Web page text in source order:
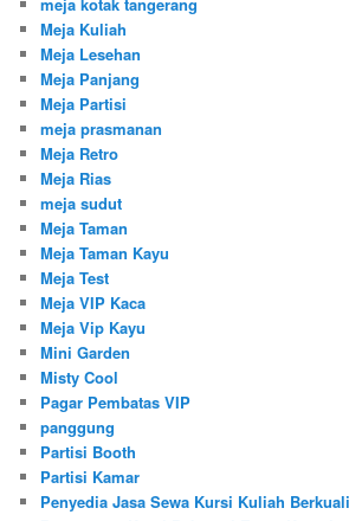
Meja Kuliah
Meja Lesehan
Meja Panjang
Meja Partisi
meja prasmanan
Meja Retro
Meja Rias
meja sudut
Meja Taman
Meja Taman Kayu
Meja Test
Meja VIP Kaca
Meja Vip Kayu
Mini Garden
Misty Cool
Pagar Pembatas VIP
panggung
Partisi Booth
Partisi Kamar
Penyedia Jasa Sewa Kursi Kuliah